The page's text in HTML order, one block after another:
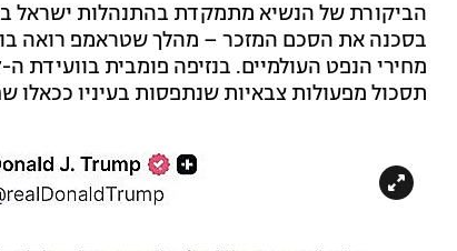
הביקורת של הנשיא מתמקדת בהתנהלות ישראל
בסכנה את הסכם המזכר – מהלך שטראמפ רואה בו
תסכול מפעולות צבאיות שנתפסות בעיניו ככאלו